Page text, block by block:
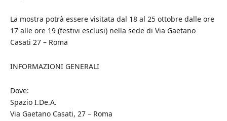
La mostra potrà essere visitata dal 18 al 25 ottobre dalle ore
17 alle ore 19 (festivi esclusi) nella sede di Via Gaetano
Casati 27 – Roma
INFORMAZIONI GENERALI
Dove:
Spazio I.De.A.
Via Gaetano Casati, 27 – Roma